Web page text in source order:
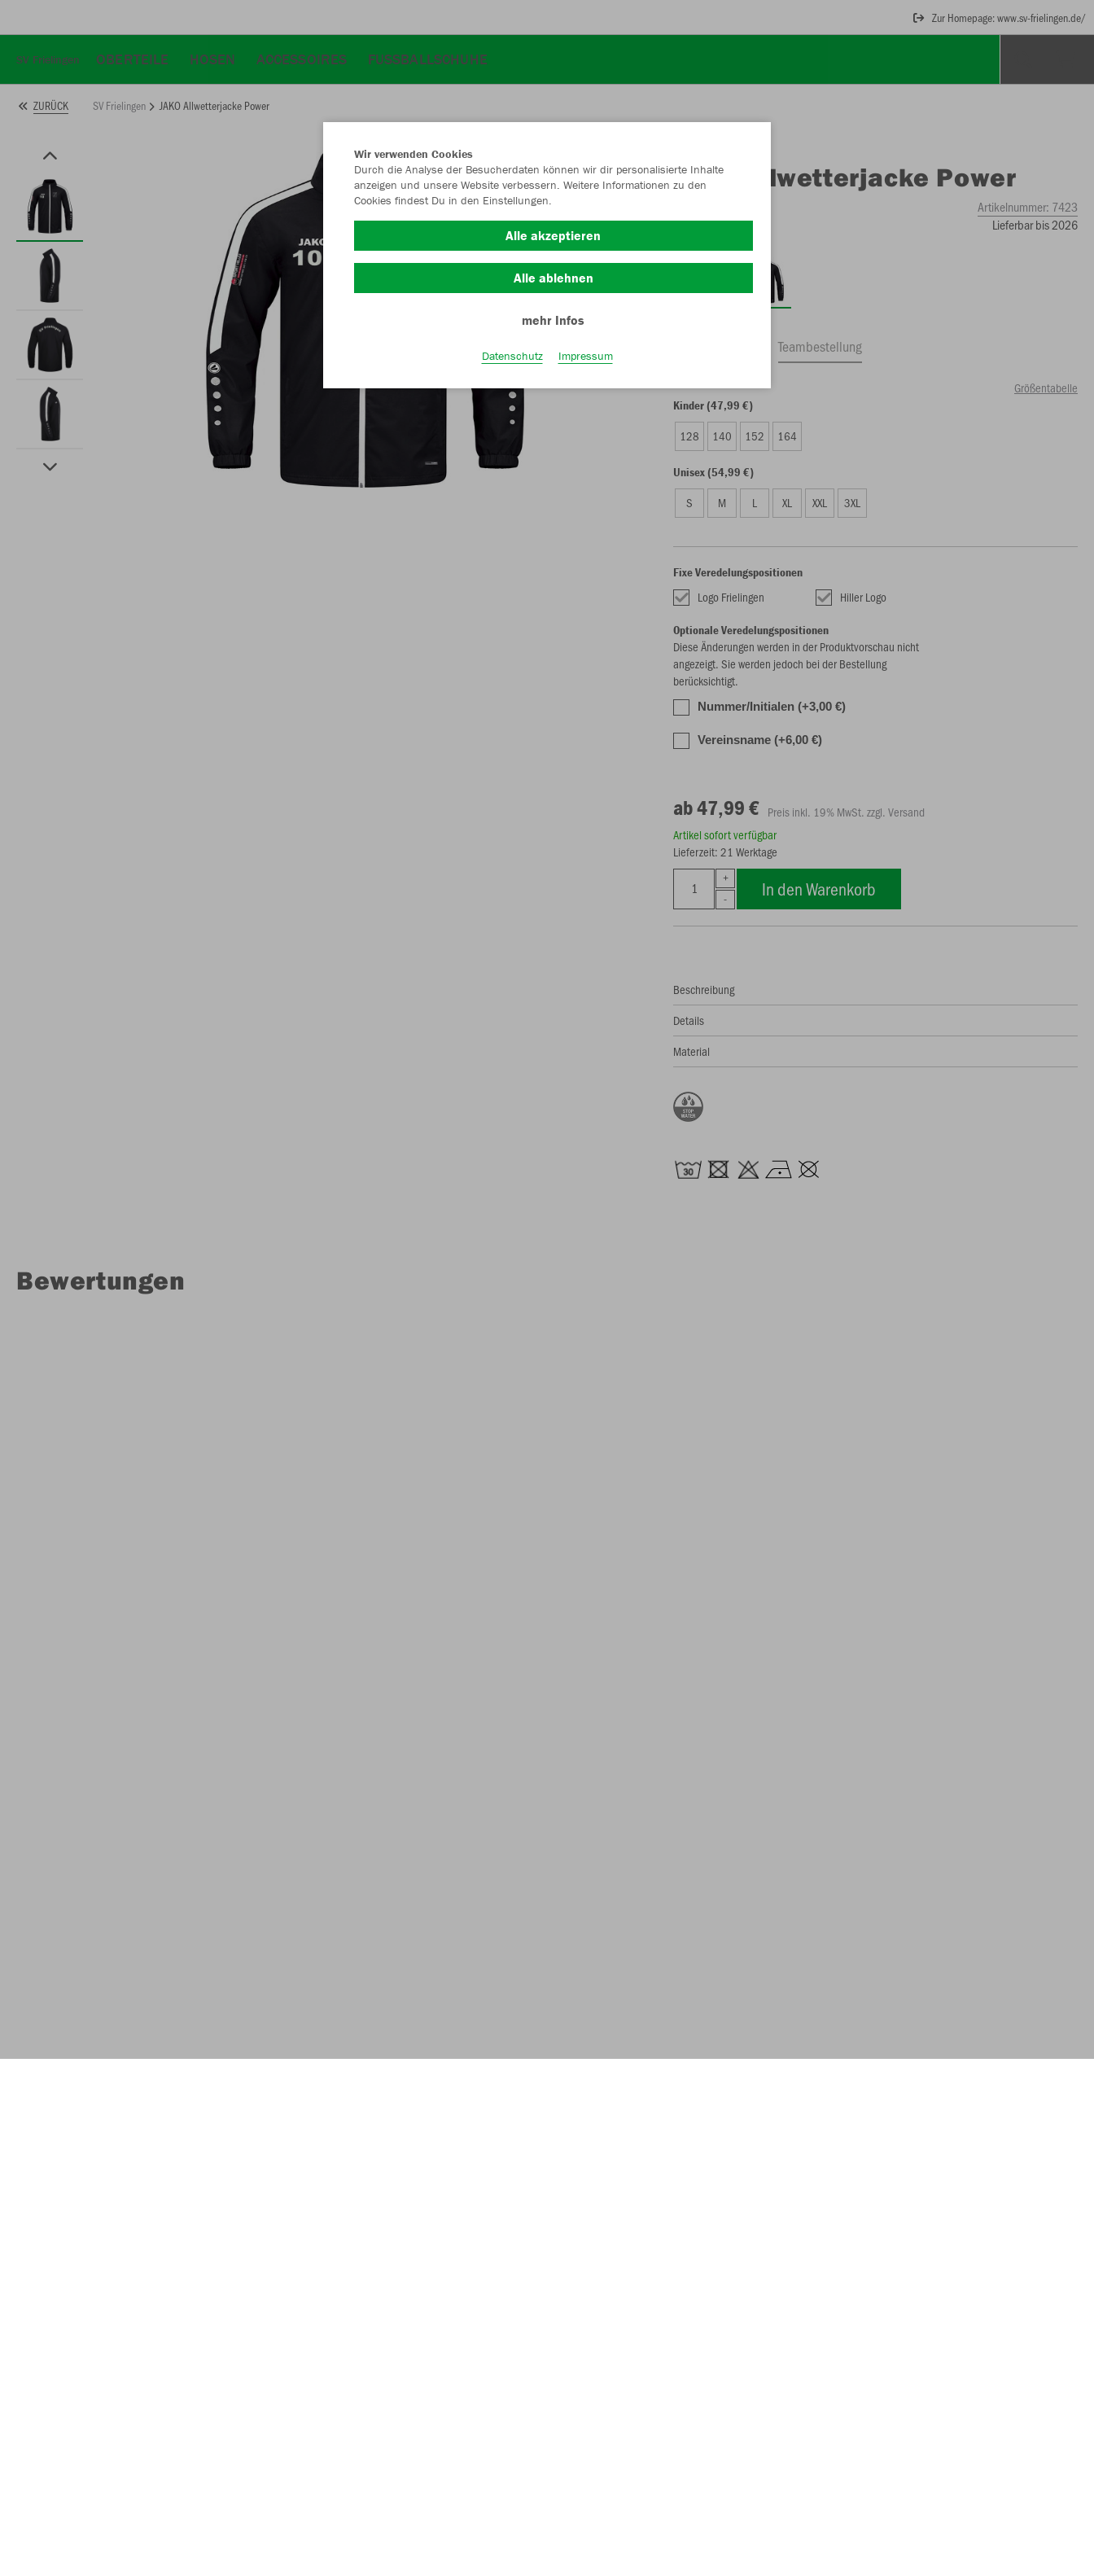
Zur Homepage: www.sv-frielingen.de/
SV Frielingen OBERTEILE HOSEN ACCESSOIRES FUSSBALLSCHUHE
ZURÜCK SV Frielingen JAKO Allwetterjacke Power
JAKO Allwetterjacke Power
Artikelnummer: 7423
Lieferbar bis 2026
Teambestellung
Größentabelle
Kinder (47,99 €)
128 140 152 164
Unisex (54,99 €)
S M L XL XXL 3XL
Fixe Veredelungspositionen
Logo Frielingen Hiller Logo
Optionale Veredelungspositionen
Diese Änderungen werden in der Produktvorschau nicht
angezeigt. Sie werden jedoch bei der Bestellung
berücksichtigt.
Nummer/Initialen (+3,00 €)
Vereinsname (+6,00 €)
ab 47,99 € Preis inkl. 19% MwSt. zzgl. Versand
Artikel sofort verfügbar
Lieferzeit: 21 Werktage
In den Warenkorb
Beschreibung
Details
Material
Bewertungen
Wir verwenden Cookies
Durch die Analyse der Besucherdaten können wir dir personalisierte Inhalte
anzeigen und unsere Website verbessern. Weitere Informationen zu den
Cookies findest Du in den Einstellungen.
Alle akzeptieren
Alle ablehnen
mehr Infos
Datenschutz Impressum